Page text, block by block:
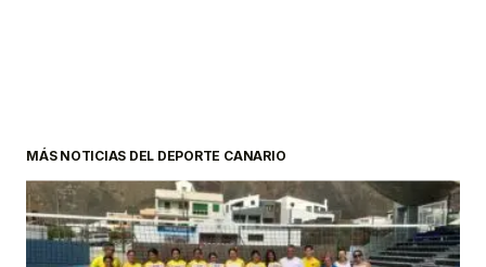
MÁS NOTICIAS DEL DEPORTE CANARIO